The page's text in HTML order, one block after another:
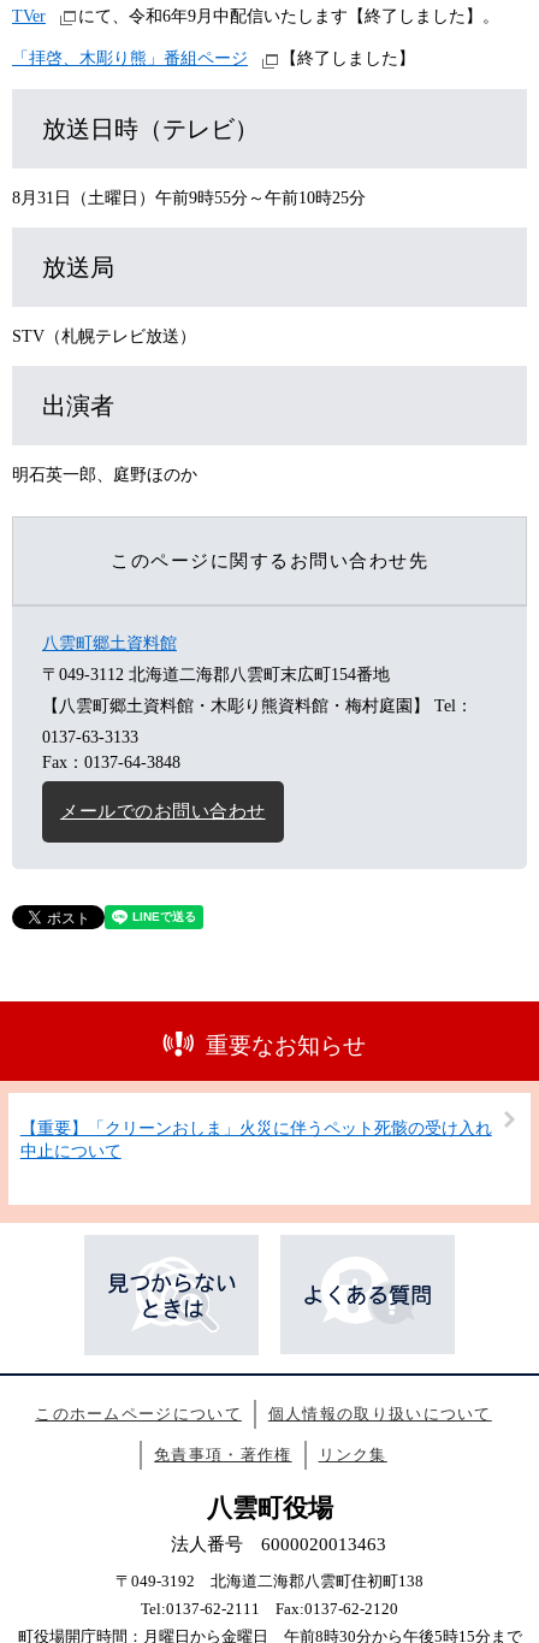
TVer にて、令和6年9月中配信いたします【終了しました】。
「拝啓、木彫り熊」番組ページ 【終了しました】
放送日時（テレビ）
8月31日（土曜日）午前9時55分～午前10時25分
放送局
STV（札幌テレビ放送）
出演者
明石英一郎、庭野ほのか
このページに関するお問い合わせ先
八雲町郷土資料館
〒049-3112 北海道二海郡八雲町末広町154番地
【八雲町郷土資料館・木彫り熊資料館・梅村庭園】
Tel：
0137-63-3133
Fax：0137-64-3848
メールでのお問い合わせ
重要なお知らせ
【重要】「クリーンおしま」火災に伴うペット死骸の受け入れ
中止について
このホームページについて 個人情報の取り扱いについて
免責事項・著作権 リンク集
八雲町役場
法人番号 6000020013463
〒049-3192 北海道二海郡八雲町住初町138
Tel:0137-62-2111 Fax:0137-62-2120
町役場開庁時間：月曜日から金曜日 午前8時30分から午後5時15分まで